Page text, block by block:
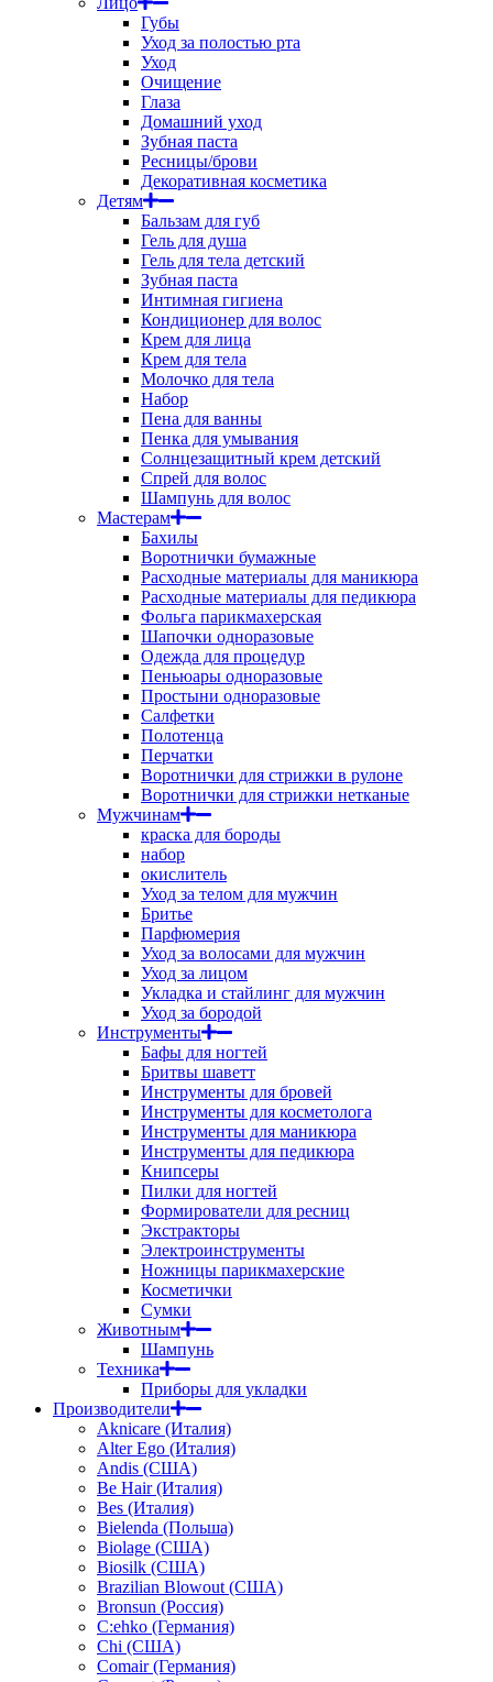
Губы
Уход за полостью рта
Уход
Очищение
Глаза
Домашний уход
Зубная паста
Ресницы/брови
Декоративная косметика
Детям
Бальзам для губ
Гель для душа
Гель для тела детский
Зубная паста
Интимная гигиена
Кондиционер для волос
Крем для лица
Крем для тела
Молочко для тела
Набор
Пена для ванны
Пенка для умывания
Солнцезащитный крем детский
Спрей для волос
Шампунь для волос
Мастерам
Бахилы
Воротнички бумажные
Расходные материалы для маникюра
Расходные материалы для педикюра
Фольга парикмахерская
Шапочки одноразовые
Одежда для процедур
Пеньюары одноразовые
Простыни одноразовые
Салфетки
Полотенца
Перчатки
Воротнички для стрижки в рулоне
Воротнички для стрижки нетканые
Мужчинам
краска для бороды
набор
окислитель
Уход за телом для мужчин
Бритье
Парфюмерия
Уход за волосами для мужчин
Уход за лицом
Укладка и стайлинг для мужчин
Уход за бородой
Инструменты
Бафы для ногтей
Бритвы шаветт
Инструменты для бровей
Инструменты для косметолога
Инструменты для маникюра
Инструменты для педикюра
Книпсеры
Пилки для ногтей
Формирователи для ресниц
Экстракторы
Электроинструменты
Ножницы парикмахерские
Косметички
Сумки
Животным
Шампунь
Техника
Приборы для укладки
Производители
Aknicare (Италия)
Alter Ego (Италия)
Andis (США)
Be Hair (Италия)
Bes (Италия)
Bielenda (Польша)
Biolage (США)
Biosilk (США)
Brazilian Blowout (США)
Bronsun (Россия)
C:ehko (Германия)
Chi (США)
Comair (Германия)